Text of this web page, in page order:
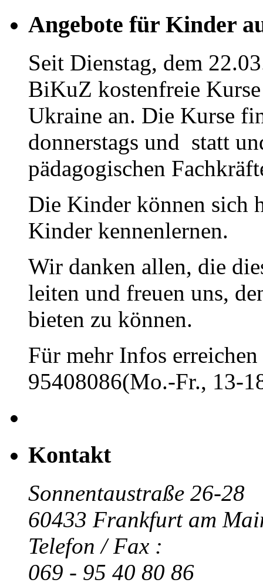
Angebote für Kinder
Seit Dienstag, dem
BiKuZ kostenfreie
Ukraine an. Die Kurse
donnerstags und statt
pädagogischen
Die Kinder können sich
Kinder kennenlernen.
Wir danken allen, die
leiten und freuen uns,
bieten zu können.
Für mehr Infos
95408086(Mo.-Fr., 13-
Kontakt
Sonnentaustraße 26-28
60433 Frankfurt am
Telefon / Fax :
069 - 95 40 80 86